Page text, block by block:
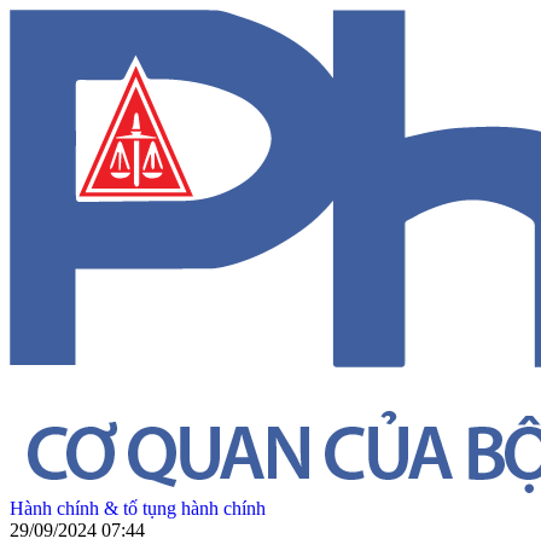
Hành chính & tố tụng hành chính
29/09/2024 07:44